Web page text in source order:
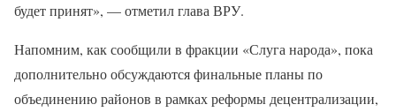
будет принят», — отметил глава ВРУ.
Напомним, как сообщили в фракции «Слуга народа», пока
дополнительно обсуждаются финальные планы по
объединению районов в рамках реформы децентрализации,